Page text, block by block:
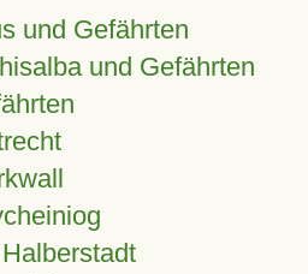
und Gefährten
und Gefährten